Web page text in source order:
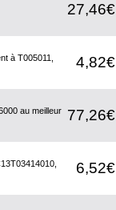
27,46€
à T005011,
4,82€
au meilleur
77,26€
6,52€